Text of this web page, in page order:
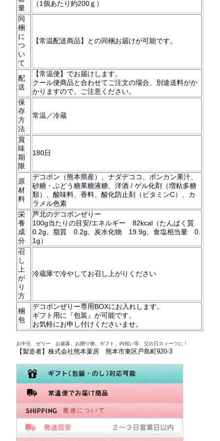
量
（1個あたり約200ｇ）
同
梱
に
つ
い
て
【常温配送商品】との同梱お届けが可能です。
配
送
【常温便】でお届けします。
クール便商品と合わせてご注文の場合、別途送料がか
かりますので、ご注意ください。
保
存
方
法
常温／冷蔵
賞
味
期
限
180日
原
材
料
デコポン（熊本県産）、ナダデココ、ポンカン果汁、
砂糖・ぶどう糖果糖液糖、洋酒 / ゲル化剤（増粘多糖
類）、酸味料、香料、酸化防止剤（ビタミンC）、カ
ラメル色素
栄
養
成
分
芦北のデコポンぜりー
100g当たりの目安/エネルギー 82kcal（たんぱく質
0.2g、脂質 0.2g、炭水化物 19.9g、食塩相当量 0.
1g）
召
し
上
が
り
方
冷蔵庫で冷やしてお召し上がりください
梱
包
デコポンぜりー専用BOXにお入れします。
ギフト用に『包装』が可能です。
お気軽にお申し付けくださいませ。
お中元 ゼリー お歳暮、お贈り物、ギフト、内祝い等、父の日スィーツに！
【製造者】株式会社熊本菓房 熊本市東区戸島町920-3